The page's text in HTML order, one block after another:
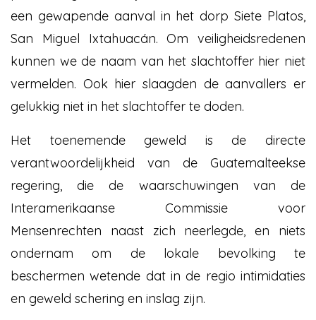
een gewapende aanval in het dorp Siete Platos,
San Miguel Ixtahuacán. Om veiligheidsredenen
kunnen we de naam van het slachtoffer hier niet
vermelden. Ook hier slaagden de aanvallers er
gelukkig niet in het slachtoffer te doden.
Het toenemende geweld is de directe
verantwoordelijkheid van de Guatemalteekse
regering, die de waarschuwingen van de
Interamerikaanse Commissie voor
Mensenrechten naast zich neerlegde, en niets
ondernam om de lokale bevolking te
beschermen wetende dat in de regio intimidaties
en geweld schering en inslag zijn.